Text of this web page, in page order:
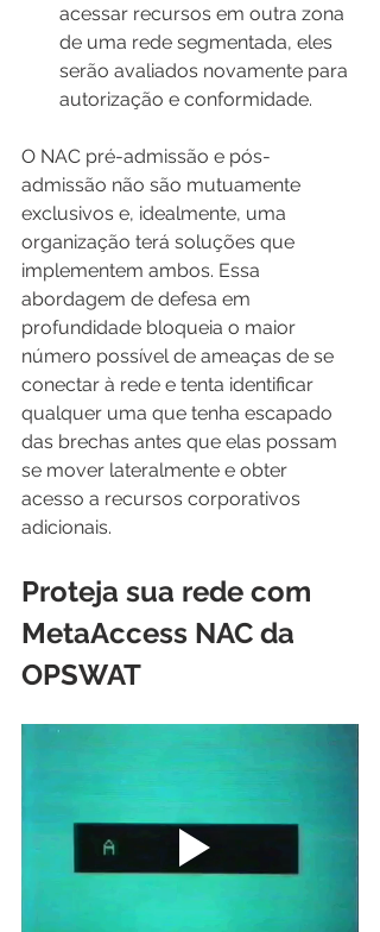
acessar recursos em outra zona
de uma rede segmentada, eles
serão avaliados novamente para
autorização e conformidade.
O NAC pré-admissão e pós-
admissão não são mutuamente
exclusivos e, idealmente, uma
organização terá soluções que
implementem ambos. Essa
abordagem de defesa em
profundidade bloqueia o maior
número possível de ameaças de se
conectar à rede e tenta identificar
qualquer uma que tenha escapado
das brechas antes que elas possam
se mover lateralmente e obter
acesso a recursos corporativos
adicionais.
Proteja sua rede com
MetaAccess NAC da
OPSWAT